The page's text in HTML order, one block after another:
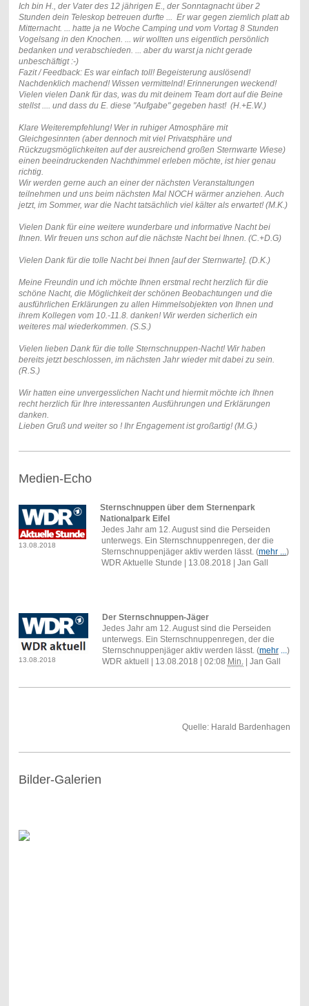
Ich bin H., der Vater des 12 jährigen E., der Sonntagnacht über 2
Stunden dein Teleskop betreuen durfte ... Er war gegen ziemlich platt ab
Mitternacht. ... hatte ja ne Woche Camping und vom Vortag 8 Stunden
Vogelsang in den Knochen. ... wir wollten uns eigentlich persönlich
bedanken und verabschieden. ... aber du warst ja nicht gerade
unbeschäftigt :-)
Fazit / Feedback: Es war einfach toll! Begeisterung auslösend!
Nachdenklich machend! Wissen vermittelnd! Erinnerungen weckend!
Vielen vielen Dank für das, was du mit deinem Team dort auf die Beine
stellst .... und dass du E. diese "Aufgabe" gegeben hast! (H.+E.W.)
Klare Weiterempfehlung! Wer in ruhiger Atmosphäre mit
Gleichgesinnten (aber dennoch mit viel Privatsphäre und
Rückzugsmöglichkeiten auf der ausreichend großen Sternwarte Wiese)
einen beeindruckenden Nachthimmel erleben möchte, ist hier genau
richtig.
Wir werden gerne auch an einer der nächsten Veranstaltungen
teilnehmen und uns beim nächsten Mal NOCH wärmer anziehen. Auch
jetzt, im Sommer, war die Nacht tatsächlich viel kälter als erwartet! (M.K.)
Vielen Dank für eine weitere wunderbare und informative Nacht bei
Ihnen. Wir freuen uns schon auf die nächste Nacht bei Ihnen. (C.+D.G)
Vielen Dank für die tolle Nacht bei Ihnen [auf der Sternwarte]. (D.K.)
Meine Freundin und ich möchte Ihnen erstmal recht herzlich für die
schöne Nacht, die Möglichkeit der schönen Beobachtungen und die
ausführlichen Erklärungen zu allen Himmelsobjekten von Ihnen und
ihrem Kollegen vom 10.-11.8. danken! Wir werden sicherlich ein
weiteres mal wiederkommen. (S.S.)
Vielen lieben Dank für die tolle Sternschnuppen-Nacht! Wir haben
bereits jetzt beschlossen, im nächsten Jahr wieder mit dabei zu sein.
(R.S.)
Wir hatten eine unvergesslichen Nacht und hiermit möchte ich Ihnen
recht herzlich für Ihre interessanten Ausführungen und Erklärungen
danken.
Lieben Gruß und weiter so ! Ihr Engagement ist großartig! (M.G.)
Medien-Echo
13.08.2018
Sternschnuppen über dem Sternenpark
Nationalpark Eifel
Jedes Jahr am 12. August sind die Perseiden
unterwegs. Ein Sternschnuppenregen, der die
Sternschnuppenjäger aktiv werden lässt. (mehr
)
WDR Aktuelle Stunde | 13.08.2018 | Jan Gall
13.08.2018
Der Sternschnuppen-Jäger
Jedes Jahr am 12. August sind die Perseiden
unterwegs. Ein Sternschnuppenregen, der die
Sternschnuppenjäger aktiv werden lässt. (mehr
)
WDR aktuell | 13.08.2018 | 02:08 Min. | Jan Gall
Quelle: Harald Bardenhagen
Bilder-Galerien